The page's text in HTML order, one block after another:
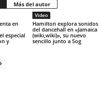
Más del autor
en
especial
y
Video
Hamilton explora sonidos
del dancehall en «Jamaica
(wiki,wiki)», su nuevo
sencillo junto a Sog